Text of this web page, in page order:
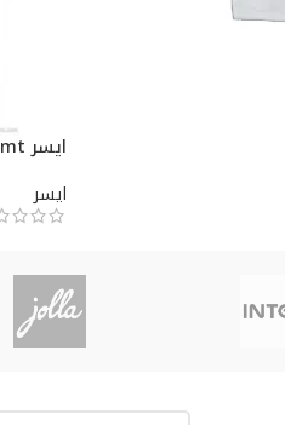
ايسر Liquid mt
ايسر